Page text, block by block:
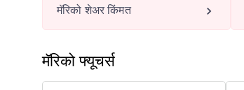
मॅरिको शेअर किंमत
मॅरिको फ्यूचर्स